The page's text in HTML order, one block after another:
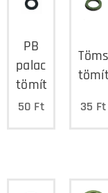
PB
palack
tömítés
50 Ft 35 Ft